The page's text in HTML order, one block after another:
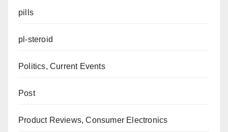
pills
pl-steroid
Politics, Current Events
Post
Product Reviews, Consumer Electronics